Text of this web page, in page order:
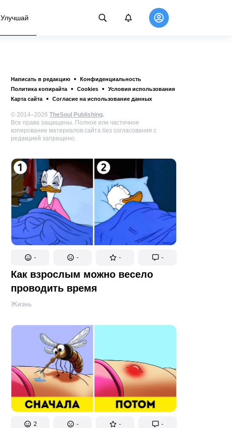
Улучшай
Написать в редакцию
Конфиденциальность
Политика копирайта
Cookies
Условия использования
Карта сайта
Согласие на использование данных
© 2014–2026 TheSoul Publishing.
Все права защищены. Полное или частичное
копирование материалов сайта без согласования с
редакцией запрещено.
- - - -
Как взрослым можно весело
проводить время
Жизнь
2 - - -